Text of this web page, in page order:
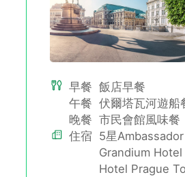
早餐 飯店早餐
午餐 伏爾塔瓦河遊船
晚餐 市民會館風味餐
住宿 5星
Grandium
Hotel Prague